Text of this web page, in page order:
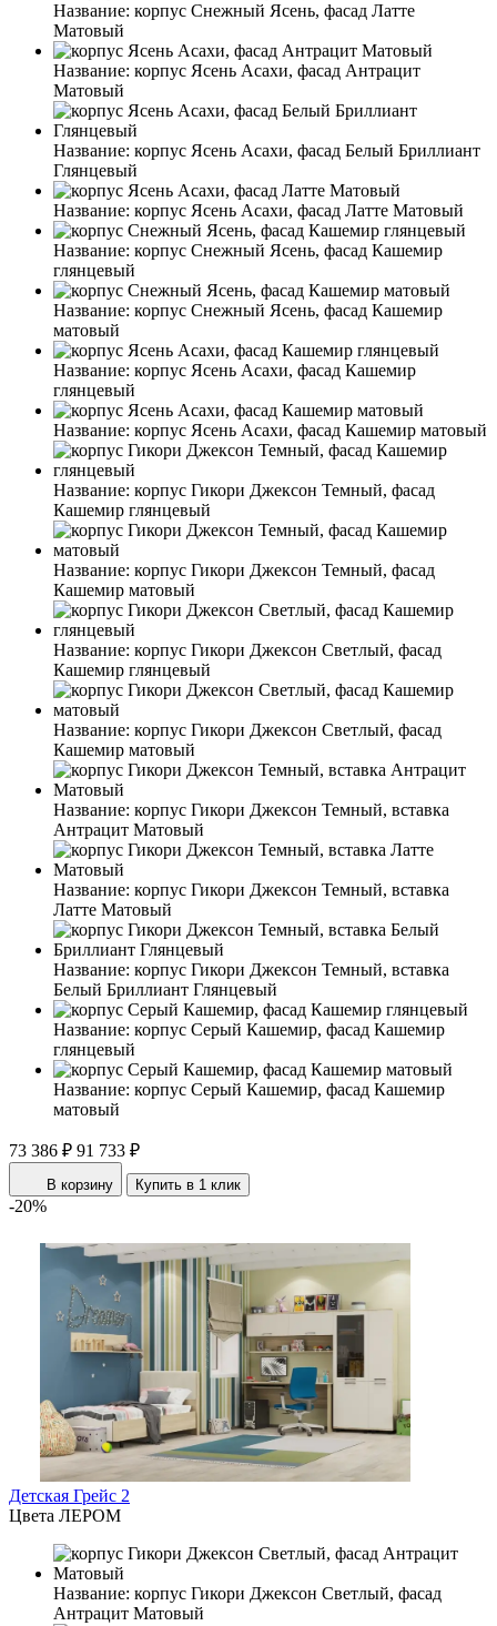
Название: корпус Снежный Ясень, фасад Латте
Матовый
Название: корпус Ясень Асахи, фасад Антрацит
Матовый
Название: корпус Ясень Асахи, фасад Белый Бриллиант
Глянцевый
Название: корпус Ясень Асахи, фасад Латте Матовый
Название: корпус Снежный Ясень, фасад Кашемир
глянцевый
Название: корпус Снежный Ясень, фасад Кашемир
матовый
Название: корпус Ясень Асахи, фасад Кашемир
глянцевый
Название: корпус Ясень Асахи, фасад Кашемир матовый
Название: корпус Гикори Джексон Темный, фасад
Кашемир глянцевый
Название: корпус Гикори Джексон Темный, фасад
Кашемир матовый
Название: корпус Гикори Джексон Светлый, фасад
Кашемир глянцевый
Название: корпус Гикори Джексон Светлый, фасад
Кашемир матовый
Название: корпус Гикори Джексон Темный, вставка
Антрацит Матовый
Название: корпус Гикори Джексон Темный, вставка
Латте Матовый
Название: корпус Гикори Джексон Темный, вставка
Белый Бриллиант Глянцевый
Название: корпус Серый Кашемир, фасад Кашемир
глянцевый
Название: корпус Серый Кашемир, фасад Кашемир
матовый
73 386 ₽ 91 733 ₽
В корзину Купить в 1 клик
-20%
Детская Грейс 2
Цвета ЛЕРОМ
Название: корпус Гикори Джексон Светлый, фасад
Антрацит Матовый